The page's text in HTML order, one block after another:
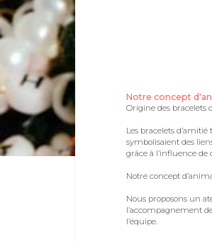
Notre concept
Origine des bracelets
Les bracelets
symbolisaient des
grâce à l’influence
Notre concept
Nous proposons un
l’accompagnement
l’équipe.